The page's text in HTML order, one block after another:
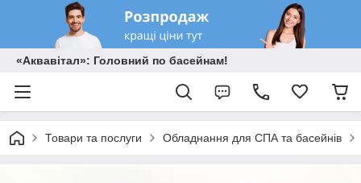
«Аквавітал»: Головний по басейнам!
Товари та послуги Обладнання для СПА та басейнів